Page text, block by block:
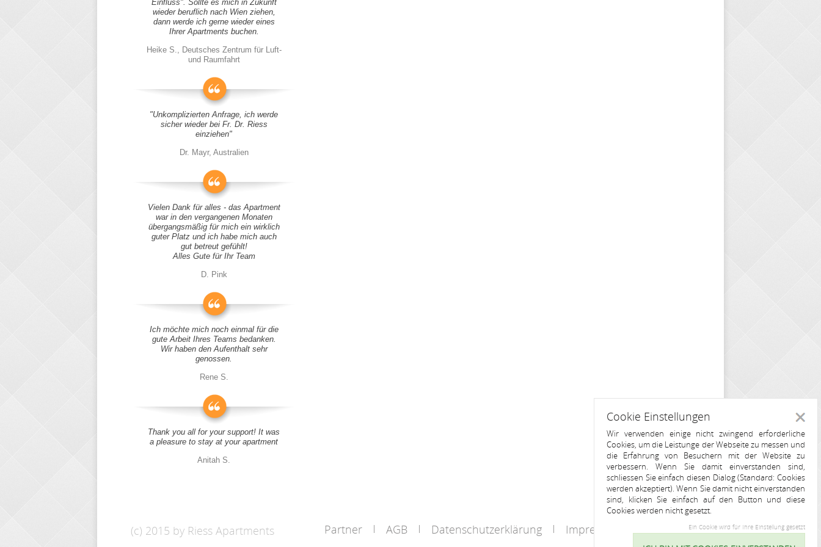
Einfluss". Sollte es mich in Zukunft
wieder beruflich nach Wien ziehen,
dann werde ich gerne wieder eines
Ihrer Apartments buchen.
Heike S., Deutsches Zentrum für Luft-
und Raumfahrt
"Unkomplizierten Anfrage, ich werde
sicher wieder bei Fr. Dr. Riess
einziehen"
Dr. Mayr, Australien
Vielen Dank für alles - das Apartment
war in den vergangenen Monaten
übergangsmäßig für mich ein wirklich
guter Platz und ich habe mich auch
gut betreut gefühlt!
Alles Gute für Ihr Team
D. Pink
Ich möchte mich noch einmal für die
gute Arbeit Ihres Teams bedanken.
Wir haben den Aufenthalt sehr
genossen.
Rene S.
Thank you all for your support! It was
a pleasure to stay at your apartment
Anitah S.
(c) 2015 by Riess Apartments Partner AGB Datenschutzerklärung Impressum Kontakt
Cookie Einstellungen
Wir verwenden einige nicht zwingend erforderliche
Cookies, um die Leistunge der Webseite zu messen und
die Erfahrung von Besuchern mit der Website zu
verbessern. Wenn Sie damit einverstanden sind,
schliessen Sie einfach diesen Dialog (Standard: Cookies
werden akzeptiert). Wenn Sie damit nicht einverstanden
sind, klicken Sie einfach auf den Button und diese
Cookies werden nicht gesetzt.
Ein Cookie wird für Ihre Einstellung gesetzt